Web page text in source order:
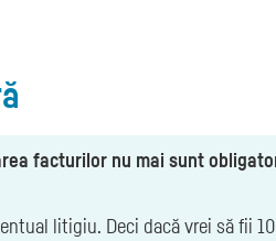
facturilor nu mai sunt
litigiu. Deci dacă vrei să fii